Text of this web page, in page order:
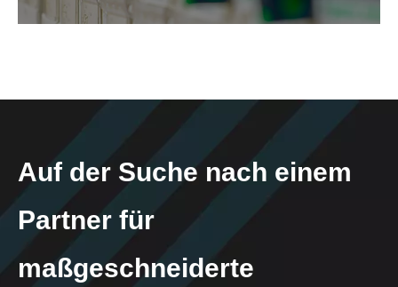
Auf der Suche nach einem
Partner für
maßgeschneiderte